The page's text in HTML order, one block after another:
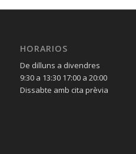
HORARIOS
De dilluns a divendres
9:30 a 13:30 17:00 a 20:00
Dissabte amb cita prèvia